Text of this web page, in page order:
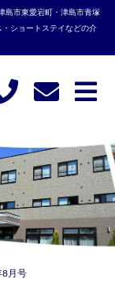
島市東愛宕町・津島市青塚
ショートステイなどの介
8月号